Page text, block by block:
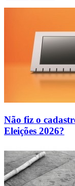
Não fiz o
Eleições 2026?